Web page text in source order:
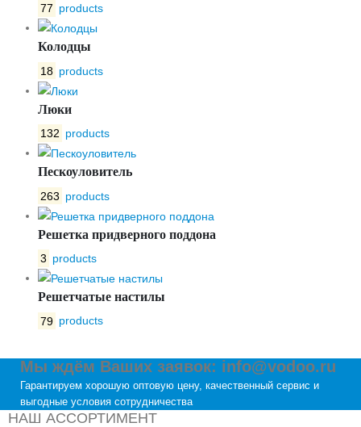
77 products
Колодцы
18 products
Люки
132 products
Пескоуловитель
263 products
Решетка придверного поддона
3 products
Решетчатые настилы
79 products
Мы ждём Ваших заявок: info@vodoo.ru
Гарантируем хорошую оптовую цену, качественный сервис и
выгодные условия сотрудничества
НАШ АССОРТИМЕНТ